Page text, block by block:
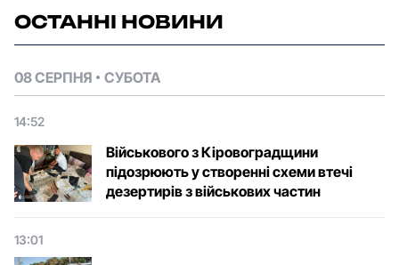
ОСТАННІ НОВИНИ
08 СЕРПНЯ СУБОТА
14:52
Військового з Кіровоградщини
підозрюють у створенні схеми втечі
дезертирів з військових частин
13:01